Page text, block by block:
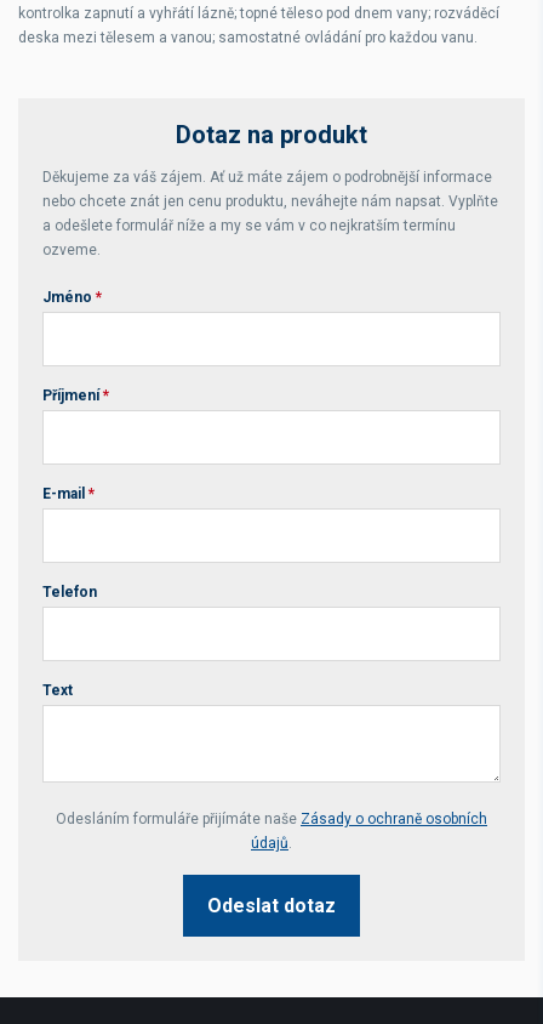
Čistá hmotnost kg
kontrolka zapnutí a vyhřátí lázně; topné těleso pod dnem vany; rozváděcí
deska mezi tělesem a vanou; samostatné ovládání pro každou vanu.
Dotaz na produkt
Děkujeme za váš zájem. Ať už máte zájem o podrobnější informace
nebo chcete znát jen cenu produktu, neváhejte nám napsat. Vyplňte
a odešlete formulář níže a my se vám v co nejkratším termínu
ozveme.
Jméno *
Příjmení *
E-mail *
Telefon
Text
Your website *
Odesláním formuláře přijímáte naše Zásady o ochraně osobních
údajů.
Odeslat dotaz